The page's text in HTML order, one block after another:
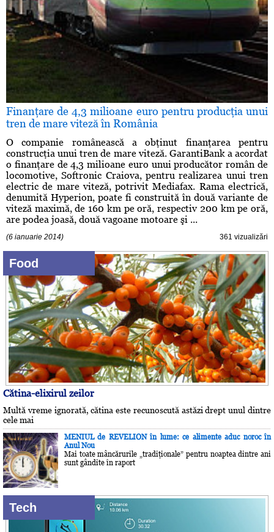
Finanţare de 4,3 milioane euro pentru producţia unui
tren de mare viteză în România
O companie românească a obţinut finanţarea pentru
construcţia unui tren de mare viteză. GarantiBank a acordat
o finanţare de 4,3 milioane euro unui producător român de
locomotive, Softronic Craiova, pentru realizarea unui tren
electric de mare viteză, potrivit Mediafax. Rama electrică,
denumită Hyperion, poate fi construită în două variante de
viteză maximă, de 160 km pe oră, respectiv 200 km pe oră,
are podea joasă, două vagoane motoare şi ...
(6 ianuarie 2014) 361 vizualizări
Food
Cătina-elixirul zeilor
Multă vreme ignorată, cătina este recunoscută astăzi drept unul dintre
cele mai
MENIUL de REVELION în lume: ce alimente aduc noroc în
Anul Nou
Mai toate mâncărurile „tradiţionale” pentru noaptea dintre ani
sunt gândite în raport
Tech